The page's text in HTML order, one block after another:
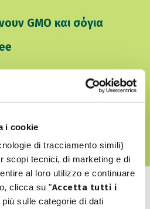
i cookie
di tracciamento simili)
scopi tecnici, di marketing e di
al loro utilizzo e continuare
clicca su "Accetta tutti i
sulle categorie di dati
GMO και σόγια